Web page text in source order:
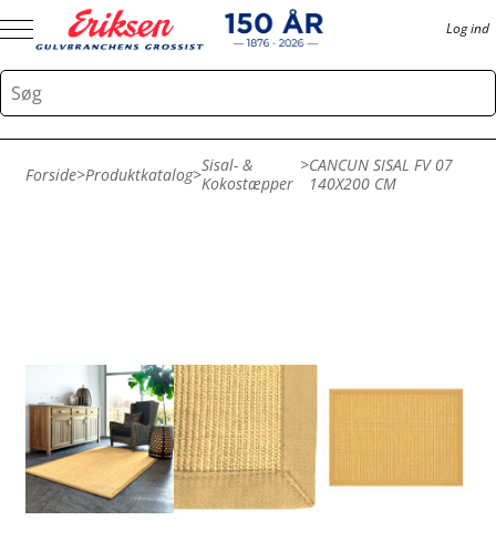
Log ind
Forside>Produktkatalog>Sisal- &
Kokostæpper
>CANCUN SISAL FV 07
140X200 CM